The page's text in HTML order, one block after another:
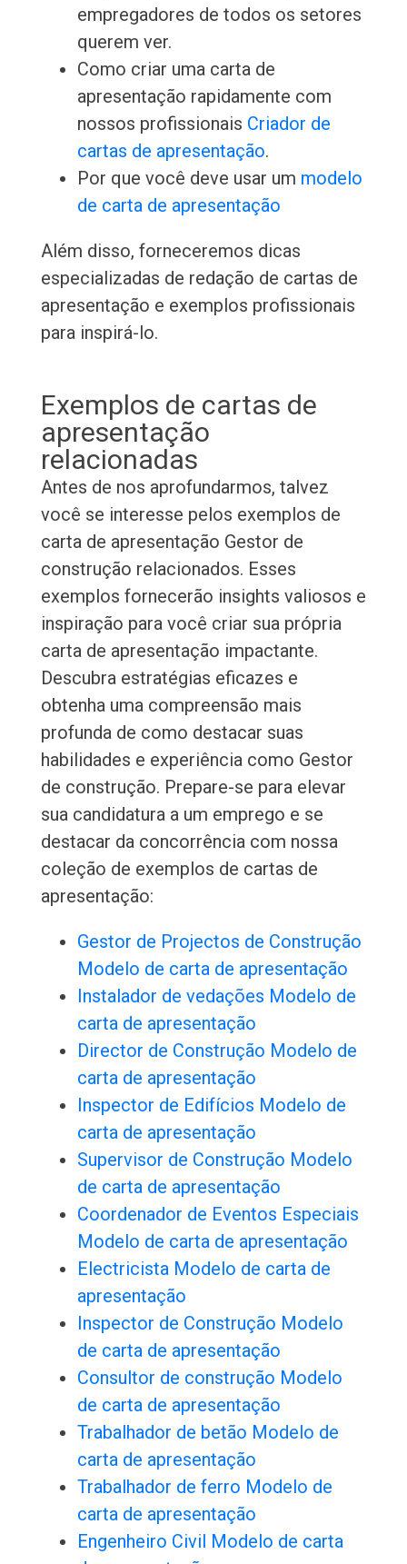
empregadores de todos os setores
querem ver.
Como criar uma carta de
apresentação rapidamente com
nossos profissionais Criador de
cartas de apresentação.
Por que você deve usar um modelo
de carta de apresentação
Além disso, forneceremos dicas
especializadas de redação de cartas de
apresentação e exemplos profissionais
para inspirá-lo.
Exemplos de cartas de
apresentação
relacionadas
Antes de nos aprofundarmos, talvez
você se interesse pelos exemplos de
carta de apresentação Gestor de
construção relacionados. Esses
exemplos fornecerão insights valiosos e
inspiração para você criar sua própria
carta de apresentação impactante.
Descubra estratégias eficazes e
obtenha uma compreensão mais
profunda de como destacar suas
habilidades e experiência como Gestor
de construção. Prepare-se para elevar
sua candidatura a um emprego e se
destacar da concorrência com nossa
coleção de exemplos de cartas de
apresentação:
Gestor de Projectos de Construção
Modelo de carta de apresentação
Instalador de vedações Modelo de
carta de apresentação
Director de Construção Modelo de
carta de apresentação
Inspector de Edifícios Modelo de
carta de apresentação
Supervisor de Construção Modelo
de carta de apresentação
Coordenador de Eventos Especiais
Modelo de carta de apresentação
Electricista Modelo de carta de
apresentação
Inspector de Construção Modelo
de carta de apresentação
Consultor de construção Modelo
de carta de apresentação
Trabalhador de betão Modelo de
carta de apresentação
Trabalhador de ferro Modelo de
carta de apresentação
Engenheiro Civil Modelo de carta